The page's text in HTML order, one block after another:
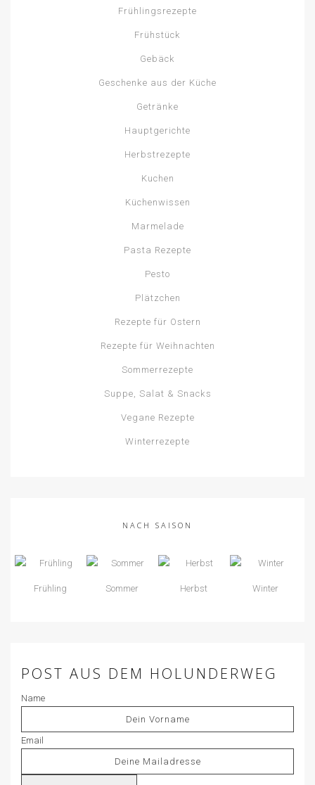
Frühlingsrezepte
Frühstück
Gebäck
Geschenke aus der Küche
Getränke
Hauptgerichte
Herbstrezepte
Kuchen
Küchenwissen
Marmelade
Pasta Rezepte
Pesto
Plätzchen
Rezepte für Ostern
Rezepte für Weihnachten
Sommerrezepte
Suppe, Salat & Snacks
Vegane Rezepte
Winterrezepte
NACH SAISON
Frühling Sommer Herbst Winter
POST AUS DEM HOLUNDERWEG
Name
Email